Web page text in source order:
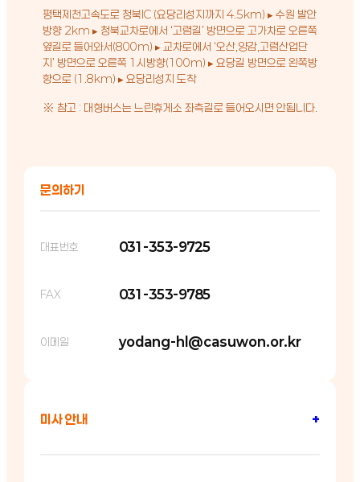
평택제천고속도로 청북IC (요당리성지까지 4.5km) ▸ 수원 발안
방향 2km ▸ 청북교차로에서 ‘고렴길’ 방면으로 고가차로 오른쪽
옆길로 들어와서(800m) ▸ 교차로에서 ‘오산,양감,고렴산업단
지’ 방면으로 오른쪽 1시방향(100m) ▸ 요당길 방면으로 왼쪽방
향으로 (1.8km) ▸ 요당리성지 도착
※ 참고 : 대형버스는 느린휴게소 좌측길로 들어오시면 안됩니다.
문의하기
대표번호 031-353-9725
FAX 031-353-9785
이메일 yodang-hl@casuwon.or.kr
미사 안내 +